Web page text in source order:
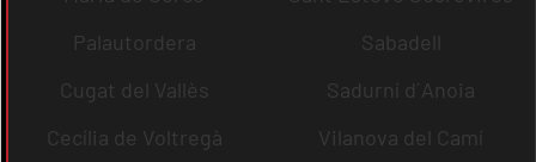
Palautordera
Sabadell
Cugat del Vallès
Sadurní d´Anoia
Cecília de Voltregà
Vilanova del Camí